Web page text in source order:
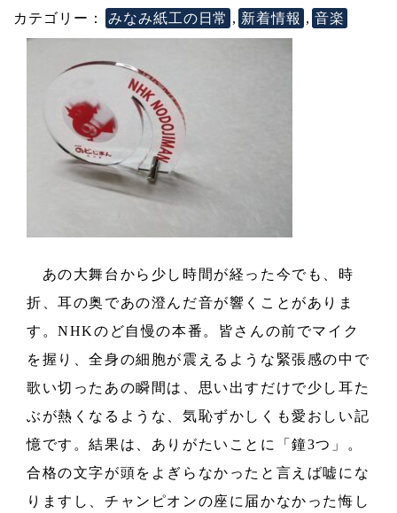
カテゴリー：
みなみ紙工の日常 , 新着情報 , 音楽
あの大舞台から少し時間が経った今でも、時
折、耳の奥であの澄んだ音が響くことがありま
す。NHKのど自慢の本番。皆さんの前でマイク
を握り、全身の細胞が震えるような緊張感の中で
歌い切ったあの瞬間は、思い出すだけで少し耳た
ぶが熱くなるような、気恥ずかしくも愛おしい記
憶です。結果は、ありがたいことに「鐘3つ」。
合格の文字が頭をよぎらなかったと言えば嘘にな
りますし、チャンピオンの座に届かなかった悔し